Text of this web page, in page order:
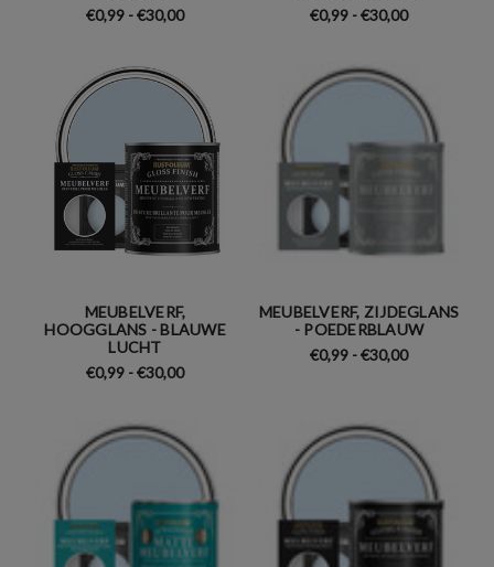
€0,99 - €30,00
€0,99 - €30,00
MEUBELVERF,
HOOGGLANS - BLAUWE
LUCHT
€0,99 - €30,00
MEUBELVERF, ZIJDEGLANS
- POEDERBLAUW
€0,99 - €30,00